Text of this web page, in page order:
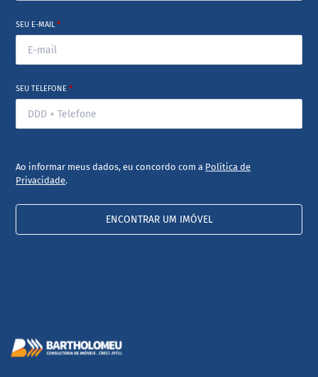
SEU E-MAIL*
SEU TELEFONE*
Ao informar meus dados, eu concordo com a Política de
Privacidade.
ENCONTRAR UM IMÓVEL